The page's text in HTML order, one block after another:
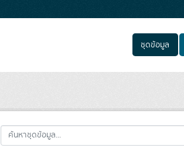
ชุดข้อมูล